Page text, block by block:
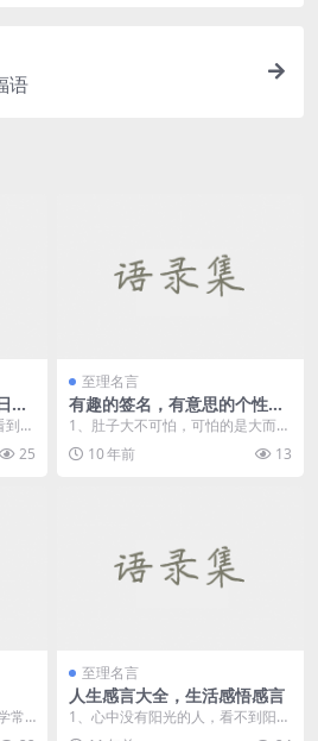
语
快
你
25
至理名言
有趣的签名，有意思的个性签
名1、肚子大不可怕，可怕的是大而无
料。 2、红豆不长南国，长我脸上
了...10 年前 13
常
至理名言
人生感言大全，生活感悟感言
1、心中没有阳光的人，看不到阳光
的明媚；脸上没有微笑的人，也发